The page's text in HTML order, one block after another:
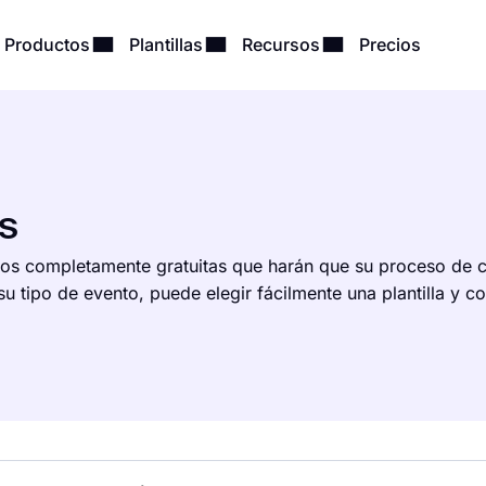
Productos Plantillas Recursos Precios
completamente gratuitas que harán que su proceso de
tipo de evento, puede elegir fácilmente una plantilla y